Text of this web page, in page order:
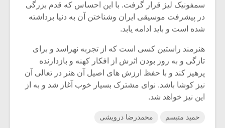
سمفونیک لیژ قرار گرفت. با این احساس که قدم بزرگی
در پیشرفت موسیقی ایران وشناختن آن به دنیا برداشته
شده است و باید ادامه یابد.
هنرمند راستین کسی است که از تجربه نهراسد و برای
تازگی و به روز بودن اثرش از افکار کهنه و بازدارنده
پرهیز کند و با حفظ ارزش های اصیل آن هنر در تعالی آن
نیز کوشا باشد. نوای مشترک بسیار خوب آغاز شد و به از
این نیز خواهد شد.
حمید متبسم محمدرضا درویشی